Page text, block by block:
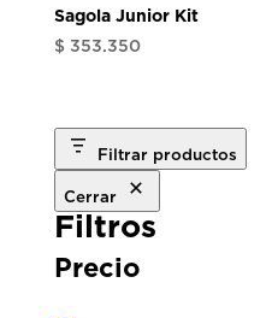
Sagola Junior Kit
$ 353.350
Filtrar productos
Cerrar
Filtros
Precio